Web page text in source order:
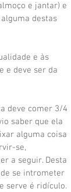
e jantar) e
destas
e às
e deve ser da
deve comer 3/4
saber que ela
alguma coisa
se,
a seguir. Desta
se intrometer
serve é ridículo.